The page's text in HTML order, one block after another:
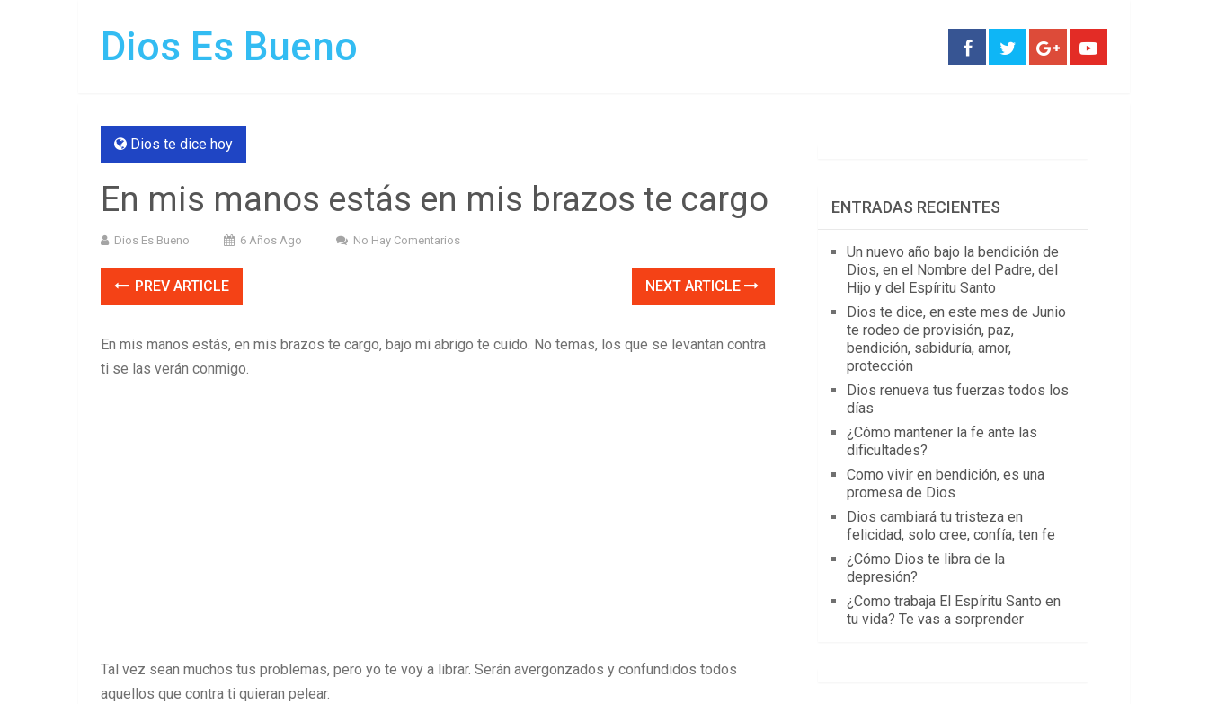
Dios Es Bueno
Dios te dice hoy
En mis manos estás en mis brazos te cargo
Dios Es Bueno 6 Años Ago No Hay Comentarios
PREV ARTICLE NEXT ARTICLE
En mis manos estás, en mis brazos te cargo, bajo mi abrigo te cuido. No temas, los que se levantan contra
ti se las verán conmigo.
Tal vez sean muchos tus problemas, pero yo te voy a librar. Serán avergonzados y confundidos todos
aquellos que contra ti quieran pelear.
ENTRADAS RECIENTES
Un nuevo año bajo la bendición de
Dios, en el Nombre del Padre, del
Hijo y del Espíritu Santo
Dios te dice, en este mes de Junio
te rodeo de provisión, paz,
bendición, sabiduría, amor,
protección
Dios renueva tus fuerzas todos los
días
¿Cómo mantener la fe ante las
dificultades?
Como vivir en bendición, es una
promesa de Dios
Dios cambiará tu tristeza en
felicidad, solo cree, confía, ten fe
¿Cómo Dios te libra de la
depresión?
¿Como trabaja El Espíritu Santo en
tu vida? Te vas a sorprender